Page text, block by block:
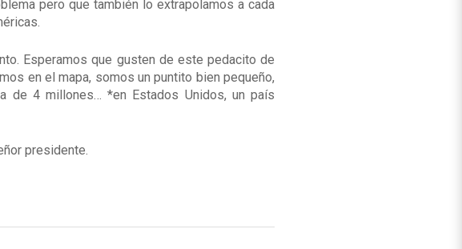
pero que también lo extrapolamos a cada
Esperamos que gusten de este pedacito de
en el mapa, somos un puntito bien pequeño,
de 4 millones… *en Estados Unidos, un país
presidente.